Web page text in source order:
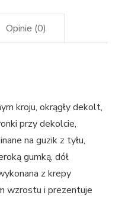
Opinie (0)
kroju, okrągły dekolt,
przy dekolcie,
na guzik z tyłu,
gumką, dół
z krepy
wzrostu i prezentuje